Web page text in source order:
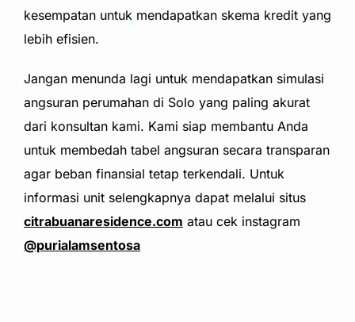
kesempatan untuk mendapatkan skema kredit yang
lebih efisien.
Jangan menunda lagi untuk mendapatkan simulasi
angsuran perumahan di Solo yang paling akurat
dari konsultan kami. Kami siap membantu Anda
untuk membedah tabel angsuran secara transparan
agar beban finansial tetap terkendali. Untuk
informasi unit selengkapnya dapat melalui situs
citrabuanaresidence.com atau cek instagram
@purialamsentosa